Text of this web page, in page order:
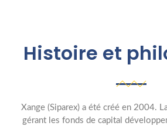
Histoire et
Xange (Siparex) a été créé en 2004.
gérant les fonds de capital